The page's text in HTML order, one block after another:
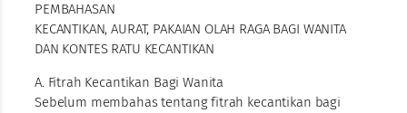
PEMBAHASAN
KECANTIKAN, AURAT, PAKAIAN OLAH RAGA BAGI WANITA
DAN KONTES RATU KECANTIKAN
A. Fitrah Kecantikan Bagi Wanita
Sebelum membahas tentang fitrah kecantikan bagi